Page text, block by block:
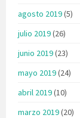
agosto 2019(5)
julio 2019(26)
junio 2019(23)
mayo 2019(24)
abril 2019(10)
marzo 2019(20)